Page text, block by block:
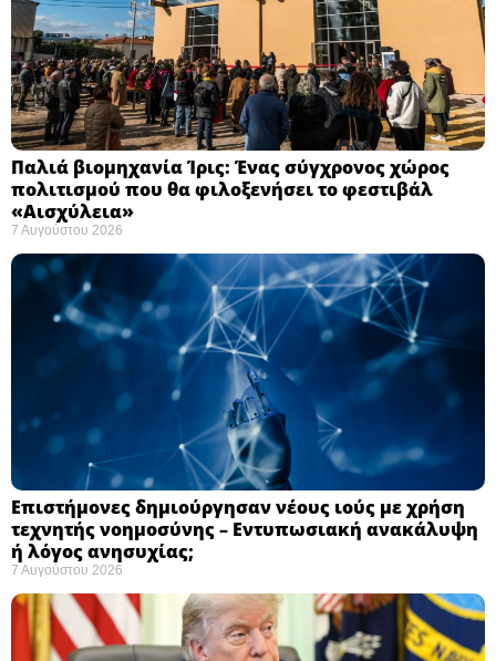
Παλιά βιομηχανία Ίρις: Ένας σύγχρονος χώρος
πολιτισμού που θα φιλοξενήσει το φεστιβάλ
«Αισχύλεια» ​
7 Αυγούστου 2026
Επιστήμονες δημιούργησαν νέους ιούς με χρήση
τεχνητής νοημοσύνης – Εντυπωσιακή ανακάλυψη
ή λόγος ανησυχίας; ​
7 Αυγούστου 2026